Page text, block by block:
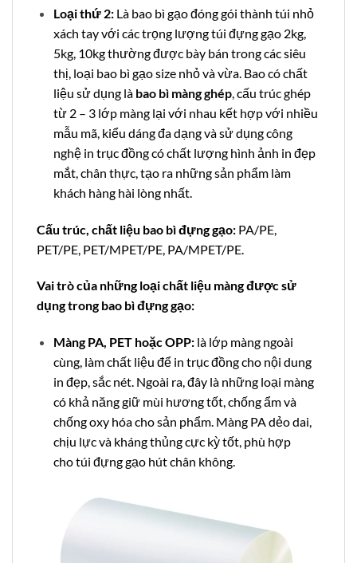
Loại thứ 2:Là bao bì gạo đóng gói thành túi nhỏ
xách tay với các trọng lượng túi đựng gạo 2kg,
5kg, 10kg thường được bày bán trong các siêu
thị, loại bao bì gạo size nhỏ và vừa. Bao có chất
liệu sử dụng là bao bì màng ghép, cấu trúc ghép
từ 2 – 3 lớp màng lại với nhau kết hợp với nhiều
mẫu mã, kiểu dáng đa dạng và sử dụng công
nghệ in trục đồng có chất lượng hình ảnh in đẹp
mắt, chân thực, tạo ra những sản phẩm làm
khách hàng hài lòng nhất.
Cấu trúc, chất liệu bao bì đựng gạo: PA/PE,
PET/PE, PET/MPET/PE, PA/MPET/PE.
Vai trò của những loại chất liệu màng được sử
dụng trong bao bì đựng gạo:
Màng PA, PET hoặc OPP:là lớp màng ngoài
cùng, làm chất liệu để in trục đồng cho nội dung
in đẹp, sắc nét. Ngoài ra, đây là những loại màng
có khả năng giữ mùi hương tốt, chống ẩm và
chống oxy hóa cho sản phẩm. Màng PA dẻo dai,
chịu lực và kháng thủng cực kỳ tốt, phù hợp
cho túi đựng gạo hút chân không.